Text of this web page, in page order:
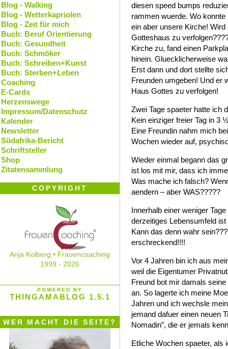
diesen speed bumps
rammen wuerde. Wo
ein aber unsere Kirche!
Gotteshaus zu
Kirche zu, fand einen
hinein. Gluecklicherweise
Erst dann und dort stellte
Freunden umgeben! Und er
Haus Gottes zu verfolgen!
Zwei Tage spaeter hatte ich
Kein einziger freier Tag in 3
Eine Freundin nahm mich
Wochen wieder auf,
Wieder einmal begann das
ist los mit mir, dass ich
Was mache ich falsch?
aendern – aber WAS?????
Innerhalb einer weniger
derzeitiges Lebensumfeld
Kann das denn wahr
erschreckend!!!!
Vor 4 Jahren bin ich aus
weil die Eigentumer
Freund bot mir damals
an. So lagerte ich meine
Jahren und ich wechsle
jemand dafuer einen neuen
Nomadin”, die er jemals
Etliche Wochen spaeter, als
Blog - Walking
Blog - Wetterkapriolen
Blog - Zeit für mich
Buch: Beruf Orientierung
Buch: Gesundheit
Buch: Schmöker
Buch: Schreiben+Kunst
Buch: Sterben+Leben
Coaching
E-Cards
Herzenswege
Impressum/Datenschutz
Kalender
Newsletter
Südafrika-Bericht
Schriftsteller
Shop
Zitatensammlung
COPYRIGHT
Anja Kolberg • Frauencoaching
1999 - 2026
POWERED BY
THINGAMABLOG 1.5.1
WER MACHT DIE SEITE?